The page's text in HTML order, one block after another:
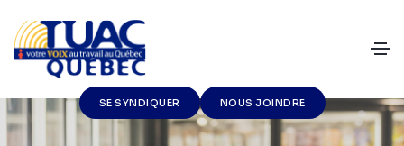
SE SYNDIQUER NOUS JOINDRE